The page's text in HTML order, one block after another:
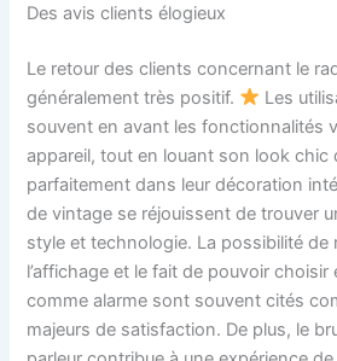
Des avis clients élogieux
Le retour des clients concernant le
généralement très positif.
Les
souvent en avant les fonctionnalités
appareil, tout en louant son look chic
parfaitement dans leur décoration
de vintage se réjouissent de trouver
style et technologie. La possibilité de
l’affichage et le fait de pouvoir
comme alarme sont souvent cités
majeurs de satisfaction. De plus, le